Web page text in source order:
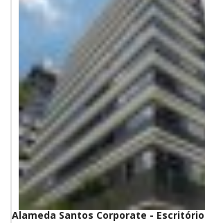
Alameda Santos Corporate -